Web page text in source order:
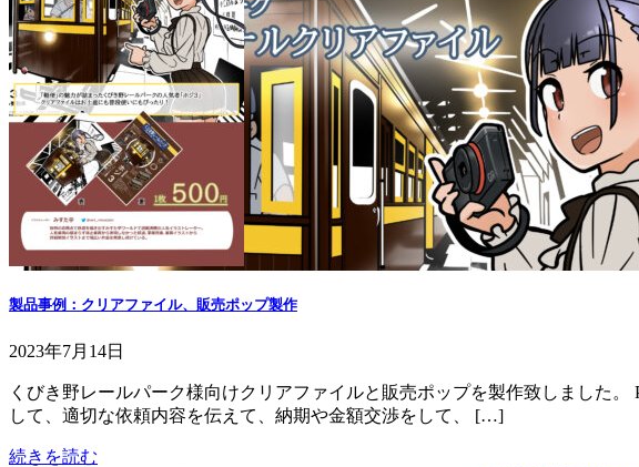
製品事例：クリアファイル、販売ポップ製作
2023年7月14日
くびき野レールパーク様向けクリアファイルと販売ポップを製作致しました
して、適切な依頼内容を伝えて、納期や金額交渉をして、 […]
続きを読む